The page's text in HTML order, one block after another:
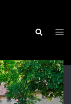
Search